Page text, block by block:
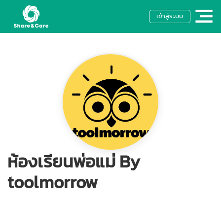
เข้าสู่ระบบ
ห้องเรียนพ่อแม่ By
toolmorrow